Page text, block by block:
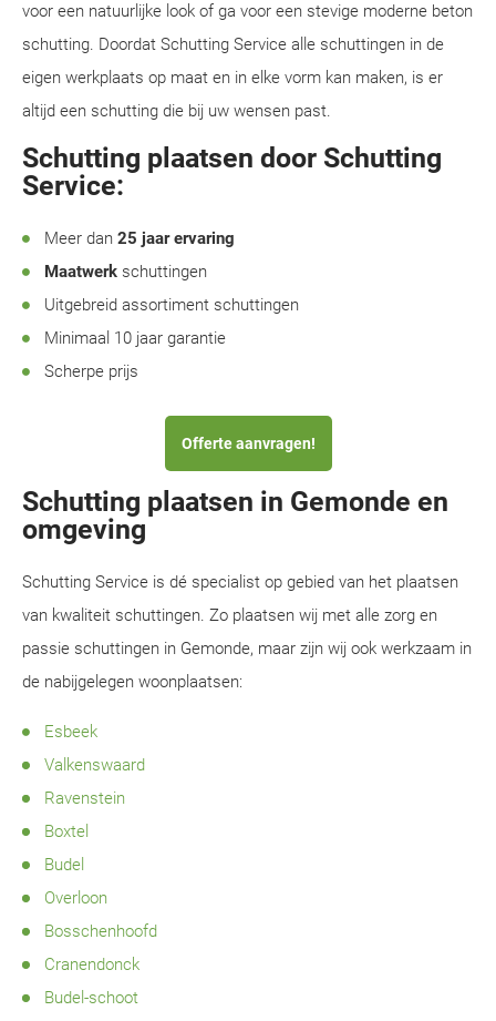
voor een natuurlijke look of ga voor een stevige moderne beton
schutting. Doordat Schutting Service alle schuttingen in de
eigen werkplaats op maat en in elke vorm kan maken, is er
altijd een schutting die bij uw wensen past.
Schutting plaatsen door Schutting
Service:
Meer dan 25 jaar ervaring
Maatwerk schuttingen
Uitgebreid assortiment schuttingen
Minimaal 10 jaar garantie
Scherpe prijs
Offerte aanvragen!
Schutting plaatsen in Gemonde en
omgeving
Schutting Service is dé specialist op gebied van het plaatsen
van kwaliteit schuttingen. Zo plaatsen wij met alle zorg en
passie schuttingen in Gemonde, maar zijn wij ook werkzaam in
de nabijgelegen woonplaatsen:
Esbeek
Valkenswaard
Ravenstein
Boxtel
Budel
Overloon
Bosschenhoofd
Cranendonck
Budel-schoot